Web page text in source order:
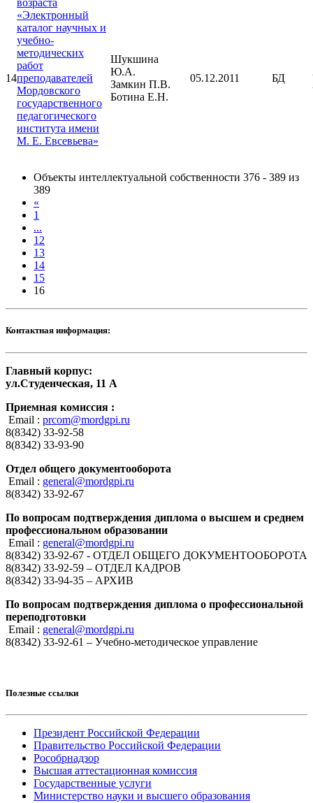
возраста
14
«Электронный
каталог научных и
учебно-
методических
работ
преподавателей
Мордовского
государственного
педагогического
института имени
М. Е. Евсевьева»
Шукшина
Ю.А.
Замкин П.В.
Ботина Е.Н.
05.12.2011 БД
Объекты интеллектуальной собственности 376 - 389 из
389
«
1
...
12
13
14
15
16
Контактная информация:
Главный корпус:
ул.Студенческая, 11 А
Приемная комиссия :
Email : prcom@mordgpi.ru
8(8342) 33-92-58
8(8342) 33-93-90
Отдел общего документооборота
Email : general@mordgpi.ru
8(8342) 33-92-67
По вопросам подтверждения диплома о высшем и среднем
профессиональном образовании
Email : general@mordgpi.ru
8(8342) 33-92-67 - ОТДЕЛ ОБЩЕГО ДОКУМЕНТООБОРОТА
8(8342) 33-92-59 – ОТДЕЛ КАДРОВ
8(8342) 33-94-35 – АРХИВ
По вопросам подтверждения диплома о профессиональной
переподготовки
Email : general@mordgpi.ru
8(8342) 33-92-61 – Учебно-методическое управление
Полезные ссылки
Президент Российской Федерации
Правительство Российской Федерации
Рособрнадзор
Высшая аттестационная комиссия
Государственные услуги
Министерство науки и высшего образования